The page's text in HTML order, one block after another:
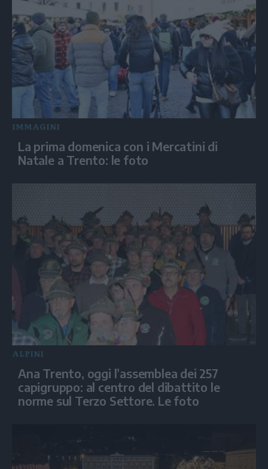
IMMAGINI
La prima domenica con i Mercatini di
Natale a Trento: le foto
ALPINI
Ana Trento, oggi l’assemblea dei 257
capigruppo: al centro del dibattito le
norme sul Terzo Settore. Le foto